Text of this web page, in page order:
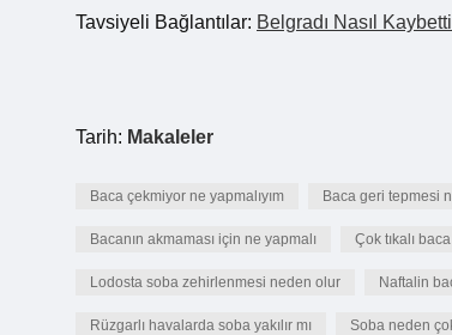
Tavsiyeli Bağlantılar: Belgradı Nasıl
Tarih: Makaleler
Baca çekmiyor ne yapmalıyım Baca geri tepmesi
Bacanın akmaması için ne yapmalı Çok tıkalı baca
Lodosta soba zehirlenmesi neden olur Naftalin
Rüzgarlı havalarda soba yakılır mı Soba neden